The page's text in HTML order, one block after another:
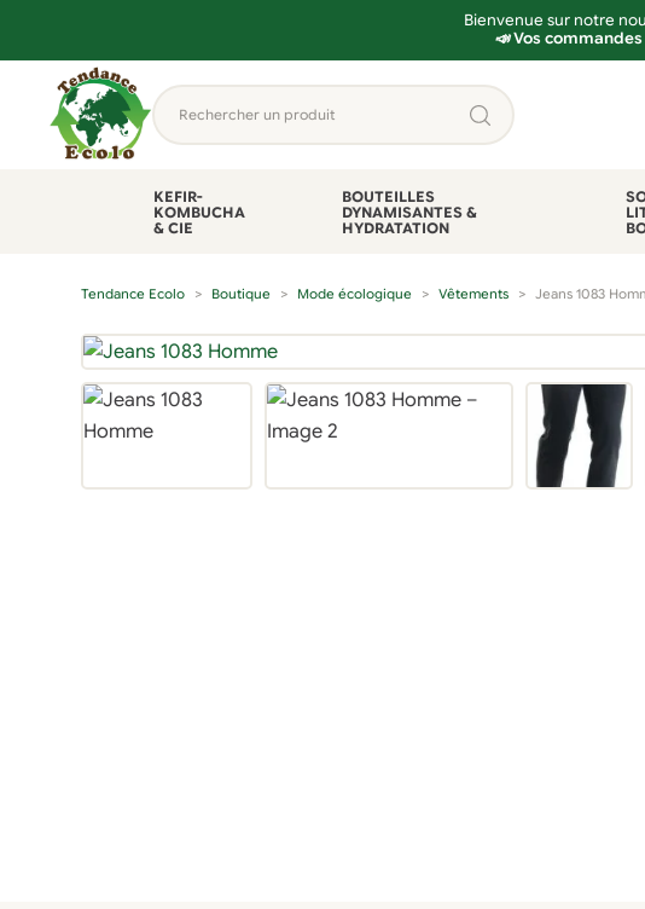
Bienvenue sur notre
📣 Vos
contenu
Rechercher
un
KEFIR-
KOMBUCHA
& CIE
BOUTEILLES
DYNAMISANTES &
HYDRATATION
Tendance Ecolo Boutique Mode écologique Vêtements Jeans 1083